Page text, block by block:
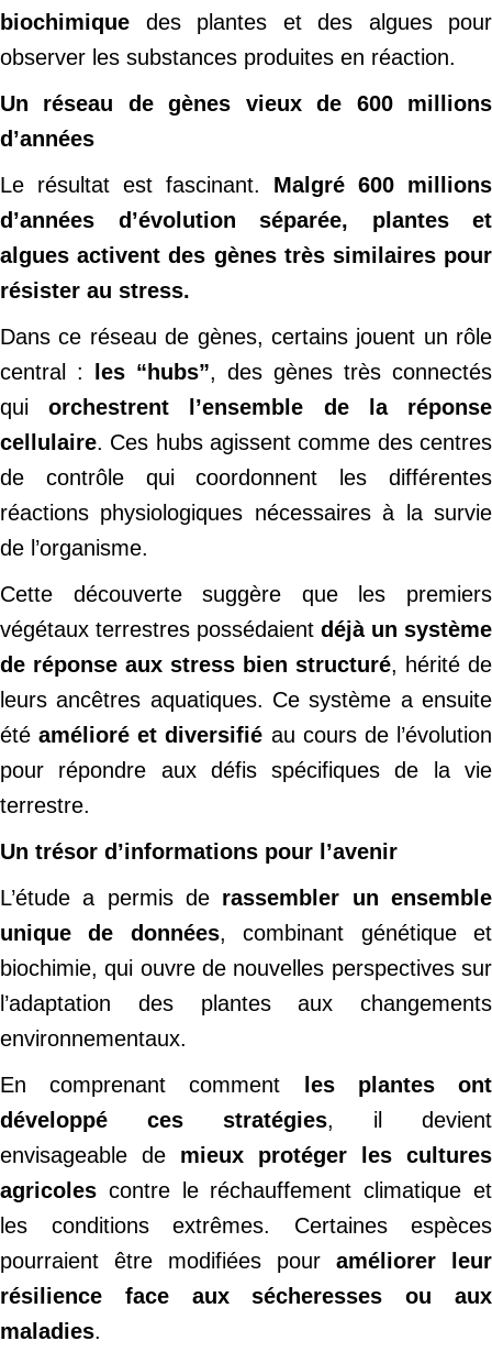
biochimique des plantes et des algues pour
observer les substances produites en réaction.
Un réseau de gènes vieux de 600 millions
d’années
Le résultat est fascinant. Malgré 600 millions
d’années d’évolution séparée, plantes et
algues activent des gènes très similaires pour
résister au stress.
Dans ce réseau de gènes, certains jouent un rôle
central :
les “hubs”, des gènes très connectés
quiorchestrent l’ensemble de la réponse
cellulaire. Ces hubs agissent comme des centres
de contrôle qui coordonnent les différentes
réactions physiologiques nécessaires à la survie
de l’organisme.
Cette découverte suggère que les premiers
végétaux terrestres possédaient déjà un système
de réponse aux stress bien structuré, hérité de
leurs ancêtres aquatiques. Ce système a ensuite
étéamélioré et diversifié au cours de l’évolution
pour répondre aux défis spécifiques de la vie
terrestre.
Un trésor d’informations pour l’avenir
L’étude a permis de rassembler un ensemble
unique de données, combinant génétique et
biochimie, qui ouvre de nouvelles perspectives sur
l’adaptation des plantes aux changements
environnementaux.
En comprenant comment
les plantes ont
développé ces stratégies, il devient
envisageable de mieux protéger les cultures
agricoles contre le réchauffement climatique et
les conditions extrêmes. Certaines espèces
pourraient être modifiées pour améliorer leur
résilience face aux sécheresses ou aux
maladies.